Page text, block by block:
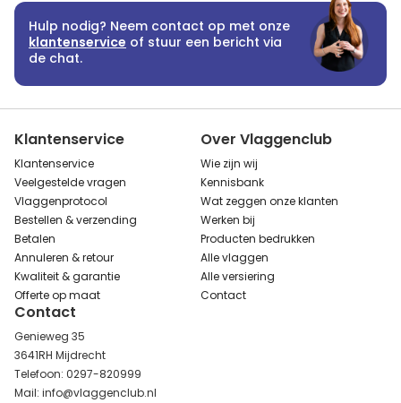
Hulp nodig? Neem contact op met onze
klantenservice of stuur een bericht via
de chat.
Klantenservice
Klantenservice
Veelgestelde vragen
Vlaggenprotocol
Bestellen & verzending
Betalen
Annuleren & retour
Kwaliteit & garantie
Offerte op maat
Over Vlaggenclub
Wie zijn wij
Kennisbank
Wat zeggen onze klanten
Werken bij
Producten bedrukken
Alle vlaggen
Alle versiering
Contact
Contact
Genieweg 35
3641RH Mijdrecht
Telefoon: 0297-820999
Mail: info@vlaggenclub.nl